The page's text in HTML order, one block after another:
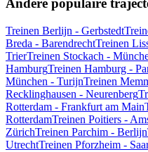
Andere populaire
Treinen Berlijn - Gerbstedt
Breda - BarendrechtTreinen
TrierTreinen Stockach -
HamburgTreinen Hamburg -
München - TurijnTreinen
Recklinghausen - Neurenberg
Rotterdam - Frankfurt am Main
RotterdamTreinen Poitiers -
ZürichTreinen Parchim - Berlijn
UtrechtTreinen Pforzheim -